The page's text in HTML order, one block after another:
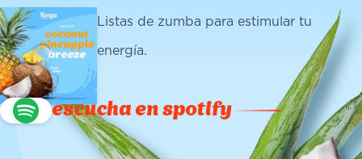
Listas de zumba para estimular tu
energía.
escucha en spotify